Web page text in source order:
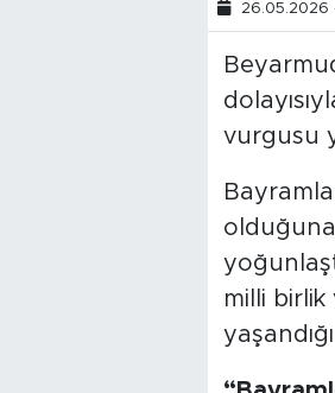
26.05.2026
vurgusu
olduğuna
milli birlik